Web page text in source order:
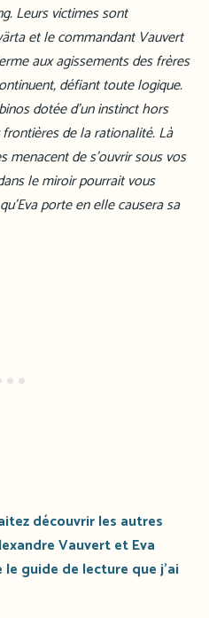
Leurs victimes sont
et le commandant Vauvert
aux agissements des frères
défiant toute logique.
dotée d’un instinct hors
de la rationalité. Là
de s’ouvrir sous vos
le miroir pourrait vous
porte en elle causera sa
découvrir les autres
Vauvert et Eva
guide de lecture que j’ai